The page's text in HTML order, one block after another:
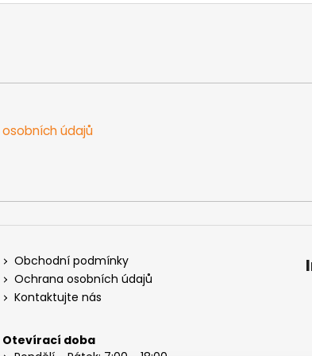
údajů
Obchodní podmínky
Ochrana osobních údajů
Kontaktujte nás
Otevírací doba